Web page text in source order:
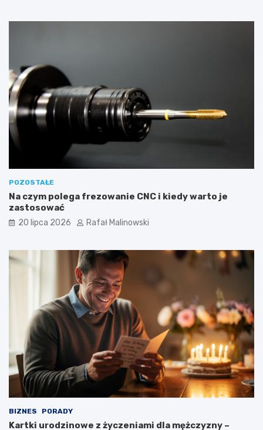
POZOSTAŁE
Na czym polega frezowanie CNC i kiedy warto je
zastosować
20 lipca 2026 Rafał Malinowski
BIZNES PORADY
Kartki urodzinowe z życzeniami dla mężczyzny –